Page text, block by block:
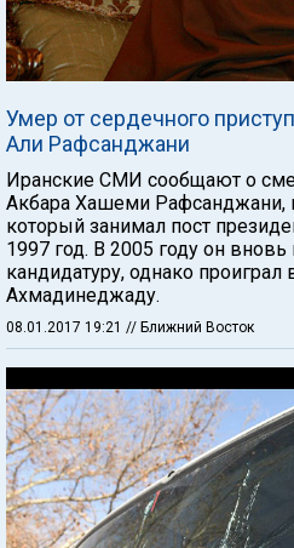
Умер от сердечного
Али Рафсанджани
Иранские СМИ сообщают о
Акбара Хашеми Рафсанджани,
который занимал пост
1997 год. В 2005 году он
кандидатуру, однако
Ахмадинеджаду.
08.01.2017 19:21 // Ближний Восток